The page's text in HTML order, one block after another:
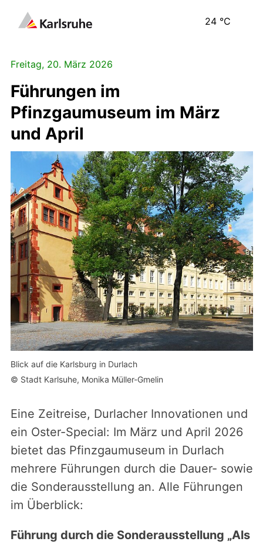
24 °C
Freitag, 20. März 2026
Führungen im
Pfinzgaumuseum im März
und April
Blick auf die Karlsburg in Durlach
© Stadt Karlsuhe, Monika Müller-Gmelin
Eine Zeitreise, Durlacher Innovationen und
ein Oster-Special: Im März und April 2026
bietet das Pfinzgaumuseum in Durlach
mehrere Führungen durch die Dauer- sowie
die Sonderausstellung an. Alle Führungen
im Überblick:
Führung durch die Sonderausstellung „Als